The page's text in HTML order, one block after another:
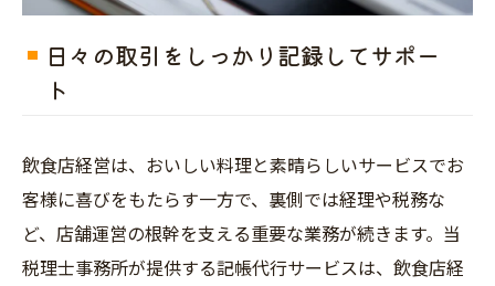
日々の取引をしっかり記録してサポー
ト
飲食店経営は、おいしい料理と素晴らしいサービスでお
客様に喜びをもたらす一方で、裏側では経理や税務な
ど、店舗運営の根幹を支える重要な業務が続きます。当
税理士事務所が提供する記帳代行サービスは、飲食店経